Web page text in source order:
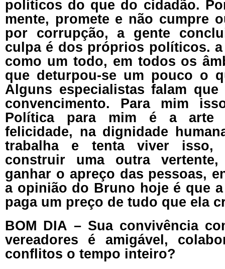
políticos do que do cidadão.
mente, promete e não cumpre
por corrupção, a gente
culpa é dos próprios políticos.
como um todo, em todos os
que deturpou-se um pouco o
Alguns especialistas falam
convencimento. Para mim
Política para mim é a arte
felicidade, na dignidade
trabalha e tenta viver isso,
construir uma outra
ganhar o apreço das pessoas,
a opinião do Bruno hoje é que
paga um preço de tudo que ela
BOM DIA – Sua convivência
vereadores é amigável,
conflitos o tempo inteiro?